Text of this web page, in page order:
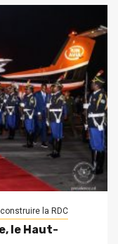
la RDC
le Haut-